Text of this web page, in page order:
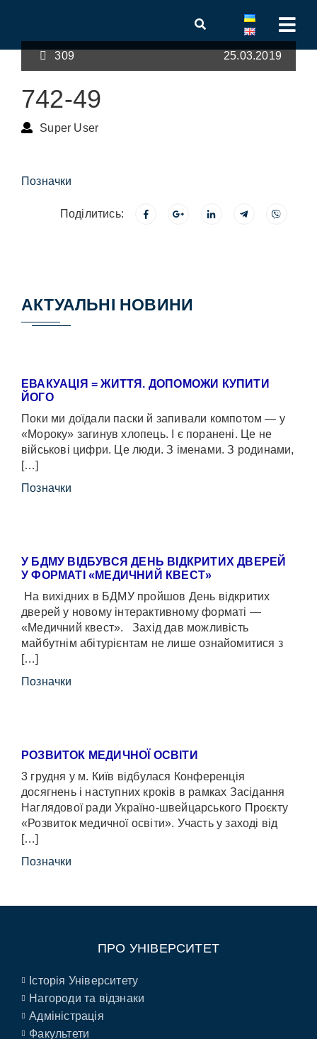
309 25.03.2019
742-49
Super User
Позначки
Поділитись:
АКТУАЛЬНІ НОВИНИ
ЕВАКУАЦІЯ = ЖИТТЯ. ДОПОМОЖИ КУПИТИ
ЙОГО
Поки ми доїдали паски й запивали компотом — у
«Мороку» загинув хлопець. І є поранені. Це не
військові цифри. Це люди. З іменами. З родинами,
[…]
Позначки
У БДМУ ВІДБУВСЯ ДЕНЬ ВІДКРИТИХ ДВЕРЕЙ
У ФОРМАТІ «МЕДИЧНИЙ КВЕСТ»
На вихідних в БДМУ пройшов День відкритих
дверей у новому інтерактивному форматі —
«Медичний квест». Захід дав можливість
майбутнім абітурієнтам не лише ознайомитися з
[…]
Позначки
РОЗВИТОК МЕДИЧНОЇ ОСВІТИ
3 грудня у м. Київ відбулася Конференція
досягнень і наступних кроків в рамках Засідання
Наглядової ради Україно-швейцарського Проєкту
«Розвиток медичної освіти». Участь у заході від
[…]
Позначки
ПРО УНІВЕРСИТЕТ
Історія Університету
Нагороди та відзнаки
Адміністрація
Факультети